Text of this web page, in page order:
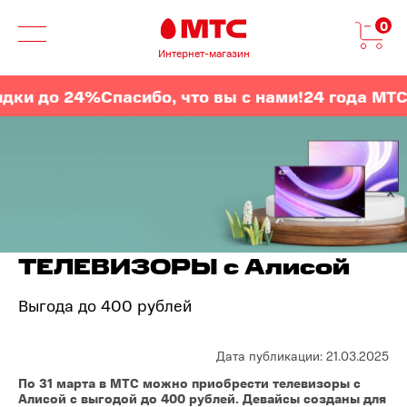
Интернет-магазин
0
24%Спасибо, что вы с нами!24 года МТС
ТЕЛЕВИЗОРЫ с Алисой
Выгода до 400 рублей
Дата публикации: 21.03.2025
По 31 марта в МТС можно приобрести телевизоры с
Алисой с выгодой до 400 рублей. Девайсы созданы для